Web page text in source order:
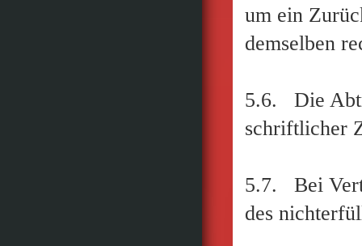
um ein
demselben
5.6. Die
schriftlicher
5.7. Bei
des